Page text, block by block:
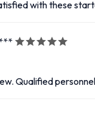
with these
Qualified